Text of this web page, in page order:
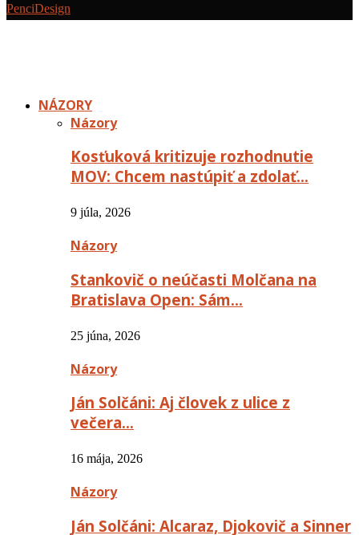
PenciDesign
NÁZORY
Názory
Kosťuková kritizuje rozhodnutie
MOV: Chcem nastúpiť a zdolať…
9 júla, 2026
Názory
Stankovič o neúčasti Molčana na
Bratislava Open: Sám…
25 júna, 2026
Názory
Ján Solčáni: Aj človek z ulice z
večera…
16 mája, 2026
Názory
Ján Solčáni: Alcaraz, Djokovič a Sinner